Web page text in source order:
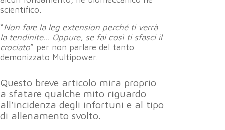
scientifico.
“Non fare la leg extension perché ti verrà
la tendinite… Oppure, se fai così ti sfasci il
crociato” per non parlare del tanto
demonizzato Multipower.
Questo breve articolo mira proprio
a sfatare qualche mito riguardo
all’incidenza degli infortuni e al tipo
di allenamento svolto.